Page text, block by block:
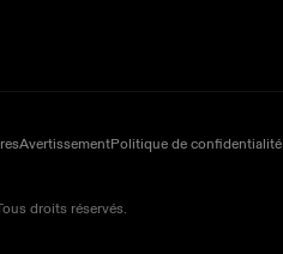
AvertissementPolitique de confidentialité
droits réservés.